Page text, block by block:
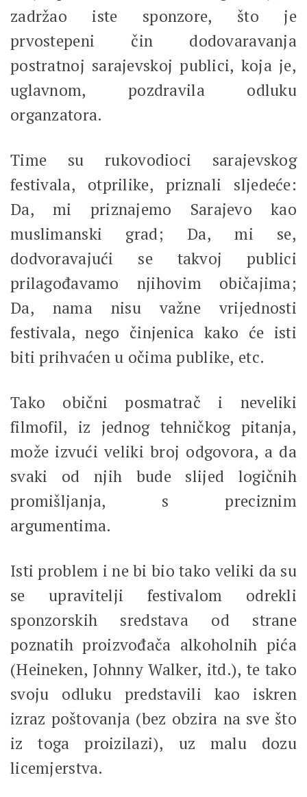
zadržao iste sponzore, što je
prvostepeni čin dodovaravanja
postratnoj sarajevskoj publici, koja je,
uglavnom, pozdravila odluku
organzatora.
Time su rukovodioci sarajevskog
festivala, otprilike, priznali sljedeće:
Da, mi priznajemo Sarajevo kao
muslimanski grad; Da, mi se,
dodvoravajući se takvoj publici
prilagođavamo njihovim običajima;
Da, nama nisu važne vrijednosti
festivala, nego činjenica kako će isti
biti prihvaćen u očima publike, etc.
Tako obični posmatrač i neveliki
filmofil, iz jednog tehničkog pitanja,
može izvući veliki broj odgovora, a da
svaki od njih bude slijed logičnih
promišljanja, s preciznim
argumentima.
Isti problem i ne bi bio tako veliki da su
se upravitelji festivalom odrekli
sponzorskih sredstava od strane
poznatih proizvođača alkoholnih pića
(Heineken, Johnny Walker, itd.), te tako
svoju odluku predstavili kao iskren
izraz poštovanja (bez obzira na sve što
iz toga proizilazi), uz malu dozu
licemjerstva.